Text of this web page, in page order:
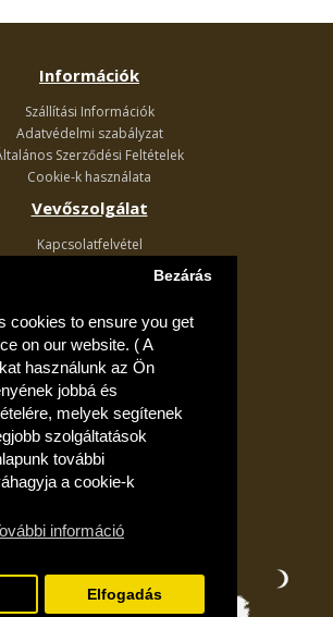
cookies to ensure you get
on our website. ( A
használunk az Ön
jobbá és
melyek segítenek
szolgáltatások
további
a cookie-k
információ
Bezárás
Elfogadás
Információk
Szállítási Információk
Adatvédelmi szabályzat
Szerződési Feltételek
Cookie-k használata
Vevőszolgálat
Kapcsolatfelvétel
Akciós ajánlatok
Fiók
Kívánságlista